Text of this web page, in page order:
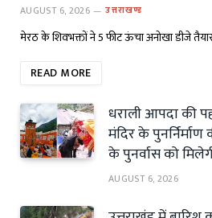
AUGUST 6, 2026 उत्तराखण्ड
मेरठ के शिवभक्तों ने 5 फीट ऊंचा अनोखा डीजे
READ MORE
धराली आपदा की
मंदिर के पुनर्निर्माण
के पुनर्वास को
AUGUST 6, 2026